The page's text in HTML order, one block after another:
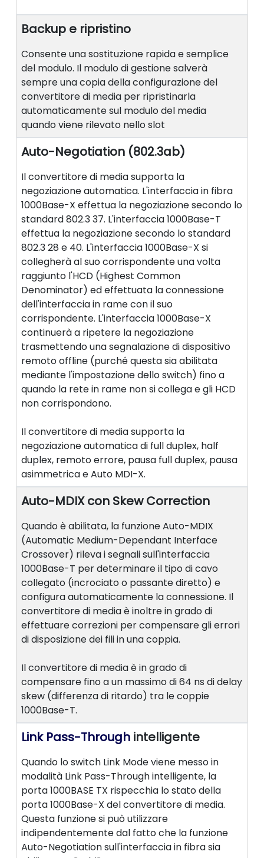
Backup e ripristino
Consente una sostituzione rapida e semplice
del modulo. Il modulo di gestione salverà
sempre una copia della configurazione del
convertitore di media per ripristinarla
automaticamente sul modulo del media
quando viene rilevato nello slot
Auto-Negotiation (802.3ab)
Il convertitore di media supporta la
negoziazione automatica. L'interfaccia in fibra
1000Base-X effettua la negoziazione secondo lo
standard 802.3 37. L'interfaccia 1000Base-T
effettua la negoziazione secondo lo standard
802.3 28 e 40. L'interfaccia 1000Base-X si
collegherà al suo corrispondente una volta
raggiunto l'HCD (Highest Common
Denominator) ed effettuata la connessione
dell'interfaccia in rame con il suo
corrispondente. L'interfaccia 1000Base-X
continuerà a ripetere la negoziazione
trasmettendo una segnalazione di dispositivo
remoto offline (purché questa sia abilitata
mediante l'impostazione dello switch) fino a
quando la rete in rame non si collega e gli HCD
non corrispondono.
Il convertitore di media supporta la
negoziazione automatica di full duplex, half
duplex, remoto errore, pausa full duplex, pausa
asimmetrica e Auto MDI-X.
Auto-MDIX con Skew Correction
Quando è abilitata, la funzione Auto-MDIX
(Automatic Medium-Dependant Interface
Crossover) rileva i segnali sull'interfaccia
1000Base-T per determinare il tipo di cavo
collegato (incrociato o passante diretto) e
configura automaticamente la connessione. Il
convertitore di media è inoltre in grado di
effettuare correzioni per compensare gli errori
di disposizione dei fili in una coppia.
Il convertitore di media è in grado di
compensare fino a un massimo di 64 ns di delay
skew (differenza di ritardo) tra le coppie
1000Base-T.
Link Pass-Through intelligente
Quando lo switch Link Mode viene messo in
modalità Link Pass-Through intelligente, la
porta 1000BASE TX rispecchia lo stato della
porta 1000Base-X del convertitore di media.
Questa funzione si può utilizzare
indipendentemente dal fatto che la funzione
Auto-Negotiation sull'interfaccia in fibra sia